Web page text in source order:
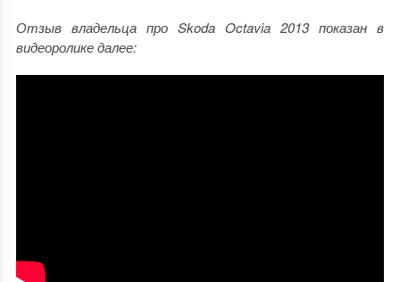
Отзыв владельца про Skoda Octavia 2013 показан в
видеоролике далее: